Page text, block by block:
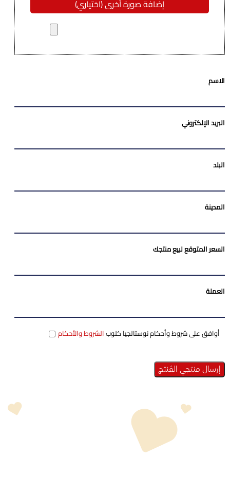
إضافة صورة أخرى (اختياري)
الاسم
البريد الإلكتروني
البلد
المدينة
السعر المتوقع لبيع منتجك
العملة
أوافق على شروط وأحكام نوستالجيا كلوبالشروط والأحكام